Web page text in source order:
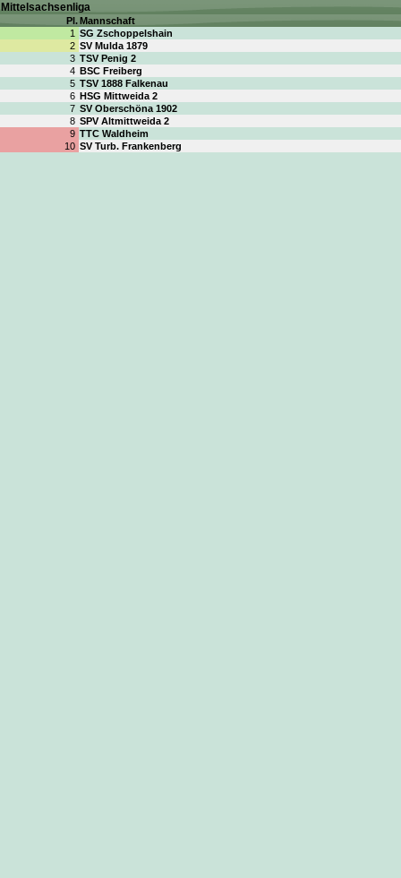
Mittelsachsenliga
Pl.Mannschaft
1 SG Zschoppelshain
2 SV Mulda 1879
3 TSV Penig 2
4 BSC Freiberg
5 TSV 1888 Falkenau
6 HSG Mittweida 2
7 SV Oberschöna 1902
8 SPV Altmittweida 2
9 TTC Waldheim
10 SV Turb. Frankenberg